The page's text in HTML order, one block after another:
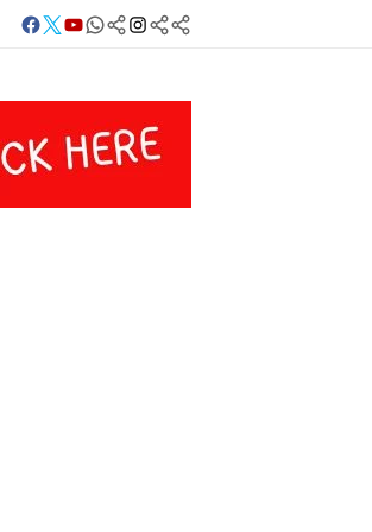
Facebook
Twitter
Youtube
Whatsapp
बलिया
लाइव
FOLLOW/JOIN
करें
Instagram
Telegram